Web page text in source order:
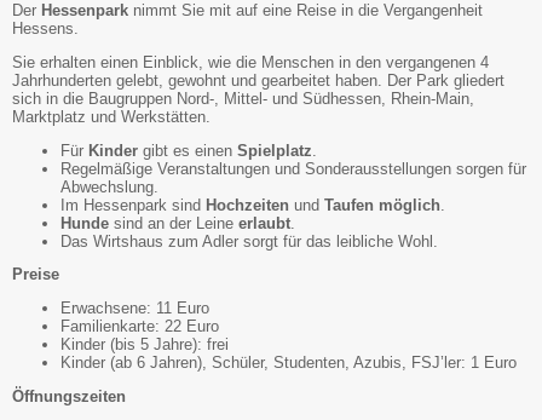
Der Hessenpark nimmt Sie mit auf eine Reise in die Vergangenheit
Hessens.
Sie erhalten einen Einblick, wie die Menschen in den vergangenen 4
Jahrhunderten gelebt, gewohnt und gearbeitet haben. Der Park gliedert
sich in die Baugruppen Nord-, Mittel- und Südhessen, Rhein-Main,
Marktplatz und Werkstätten.
Für Kinder gibt es einen Spielplatz
Regelmäßige Veranstaltungen und Sonderausstellungen sorgen für
Abwechslung.
Im Hessenpark sind Hochzeiten und Taufen möglich
Hunde sind an der Leine erlaubt
Das Wirtshaus zum Adler sorgt für das leibliche Wohl.
Preise
Erwachsene: 11 Euro
Familienkarte: 22 Euro
Kinder (bis 5 Jahre): frei
Kinder (ab 6 Jahren), Schüler, Studenten, Azubis, FSJ’ler: 1 Euro
Öffnungszeiten